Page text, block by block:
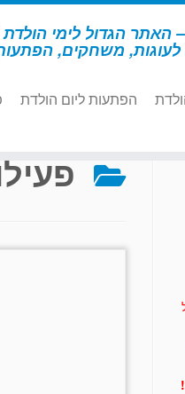
האתר הגדול לימי הולדת
משחקים,
הפתעות ליום הולדת